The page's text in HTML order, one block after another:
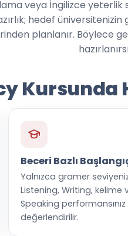
veya İngilizce yeterlik
hedef
planlanır. Böylece
Kursunda
Beceri Bazlı
Yalnızca gramer
Listening, Writing, kelime
Speaking performansınız
değerlendirilir.